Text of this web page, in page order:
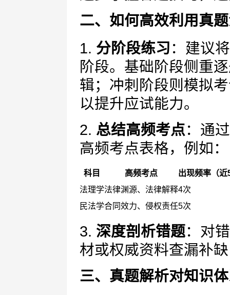
二、如何高效利用真
1. 分阶段练习 ：建议
阶段。基础阶段侧重
辑；冲刺阶段则模拟
以提升应试能力。
2. 总结高频考点：通
高频考点表格，例如：
科目 高频考点
出现频率（近
法理学法律渊源、法律解释4次
民法学合同效力、侵权责任5次
3. 深度剖析错题：对
材或权威资料查漏补
三、真题解析对知识